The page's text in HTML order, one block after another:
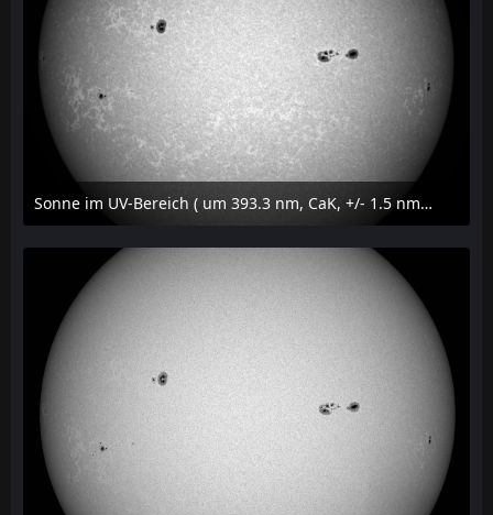
Sonne im UV-Bereich ( um 393.3 nm, CaK, +/- 1.5 nm) am 23. Juli 2026 um 16:15 MESZ
24. Juli 2026 um 20:42